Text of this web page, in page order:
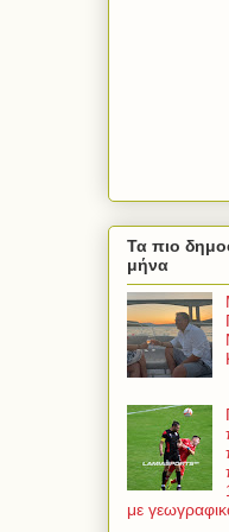
Τα πιο
μήνα
με